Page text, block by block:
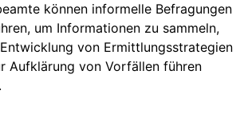
können informelle Befragungen
um Informationen zu sammeln,
von Ermittlungsstrategien
Aufklärung von Vorfällen führen